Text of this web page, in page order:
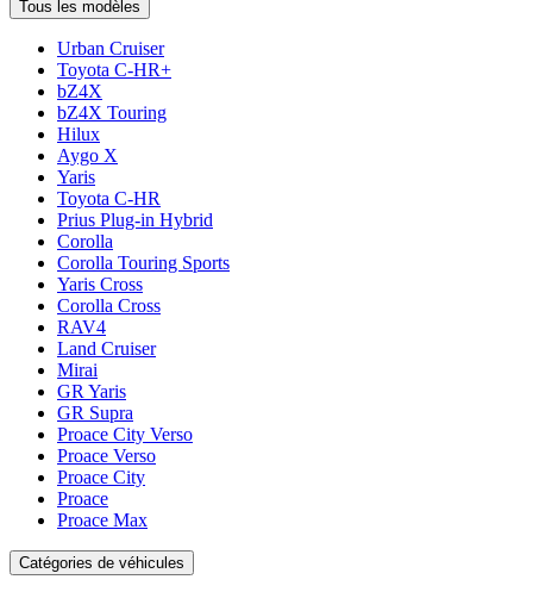
Tous les modèles
Urban Cruiser
Toyota C-HR+
bZ4X
bZ4X Touring
Hilux
Aygo X
Yaris
Toyota C-HR
Prius Plug-in Hybrid
Corolla
Corolla Touring Sports
Yaris Cross
Corolla Cross
RAV4
Land Cruiser
Mirai
GR Yaris
GR Supra
Proace City Verso
Proace Verso
Proace City
Proace
Proace Max
Catégories de véhicules